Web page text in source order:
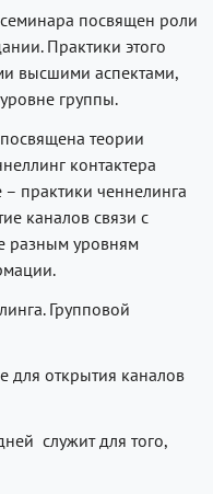
семинара посвящен роли
Практики этого
высшими аспектами,
группы.
посвящена теории
контактера
практики ченнелинга
каналов связи с
разным уровням
Групповой
для открытия каналов
служит для того,